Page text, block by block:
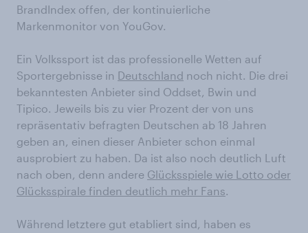
BrandIndex offen, der kontinuierliche
Markenmonitor von YouGov.
Ein Volkssport ist das professionelle Wetten auf
Sportergebnisse in Deutschland noch nicht. Die drei
bekanntesten Anbieter sind Oddset, Bwin und
Tipico. Jeweils bis zu vier Prozent der von uns
repräsentativ befragten Deutschen ab 18 Jahren
geben an, einen dieser Anbieter schon einmal
ausprobiert zu haben. Da ist also noch deutlich Luft
nach oben, denn andere Glücksspiele wie Lotto oder
Glücksspirale finden deutlich mehr Fans.
Während letztere gut etabliert sind, haben es